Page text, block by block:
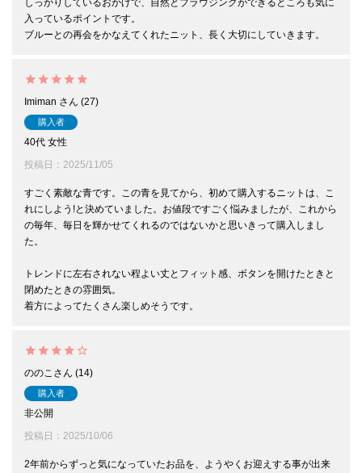
入っているポイントです。
ブルーとの再会をかなえてくれたニット、長く大切にしていきます。
Imiman 27
購入者
40代 女性
投稿日
2025/11/05
すごく素敵な青です。この青を見てから、初めて購入するニットは、こ
れにしよう!と決めていました。お値段ですごく悩みましたが、これから
の毎年、毎日を輝かせてくれるのではないかと思いきって購入しまし
た。
トレンドに左右されない程よい丈とフィット感、ボタンを開けたときと
閉めたときの雰囲気。
着方によってたくさん楽しめそうです。
ののこ 14
購入者
非公開
投稿日
2025/10/06
2年前からずっと気になっていたお品を、ようやくお迎えする事が出来